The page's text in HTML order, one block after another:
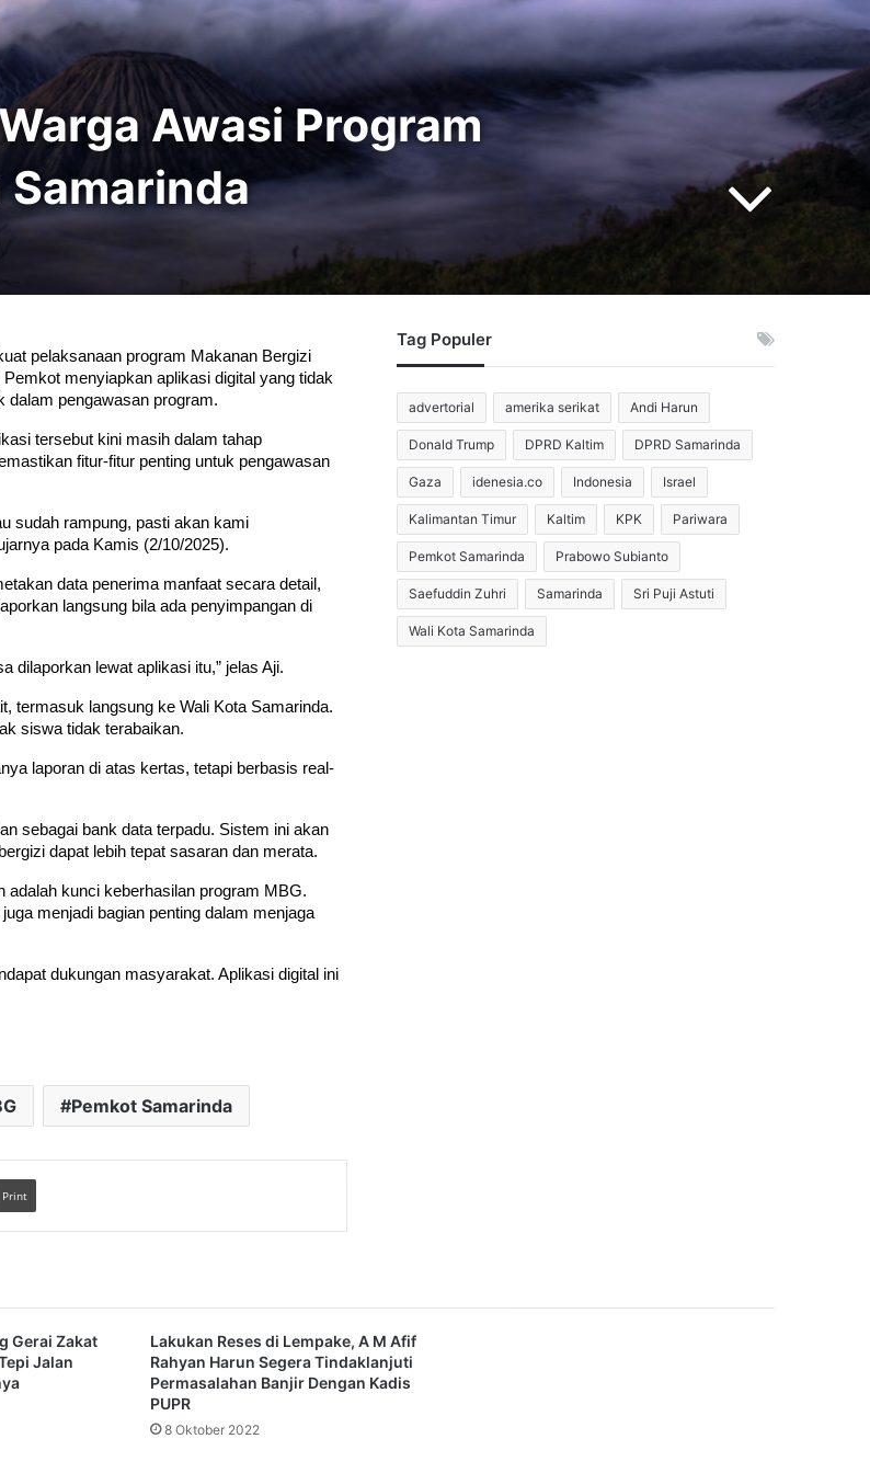
Awasi Program
pelaksanaan program Makanan Bergizi
menyiapkan aplikasi digital yang tidak
dalam pengawasan program.
tersebut kini masih dalam tahap
fitur-fitur penting untuk pengawasan
sudah rampung, pasti akan kami
pada Kamis (2/10/2025).
data penerima manfaat secara detail,
langsung bila ada penyimpangan di
dilaporkan lewat aplikasi itu,” jelas Aji.
termasuk langsung ke Wali Kota Samarinda.
siswa tidak terabaikan.
laporan di atas kertas, tetapi berbasis real-
sebagai bank data terpadu. Sistem ini akan
dapat lebih tepat sasaran dan merata.
adalah kunci keberhasilan program MBG.
menjadi bagian penting dalam menjaga
dukungan masyarakat. Aplikasi digital ini
Pemkot Samarinda
Print
Tag Populer
advertorial amerika serikat Andi Harun
Donald Trump DPRD Kaltim DPRD Samarinda
Gaza idenesia.co Indonesia Israel
Kalimantan Timur Kaltim KPK Pariwara
Pemkot Samarinda Prabowo Subianto
Saefuddin Zuhri Samarinda Sri Puji Astuti
Wali Kota Samarinda
Gerai Zakat
Jalan
Lakukan Reses di Lempake, A M Afif
Rahyan Harun Segera Tindaklanjuti
Permasalahan Banjir Dengan Kadis
PUPR
8 Oktober 2022